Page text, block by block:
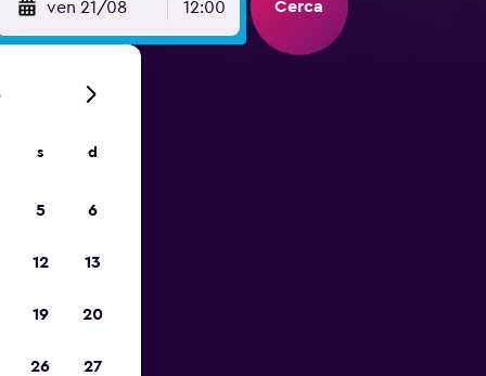
ven 21/08 12:00 Cerca
s d
5 6
12 13
19 20
26 27